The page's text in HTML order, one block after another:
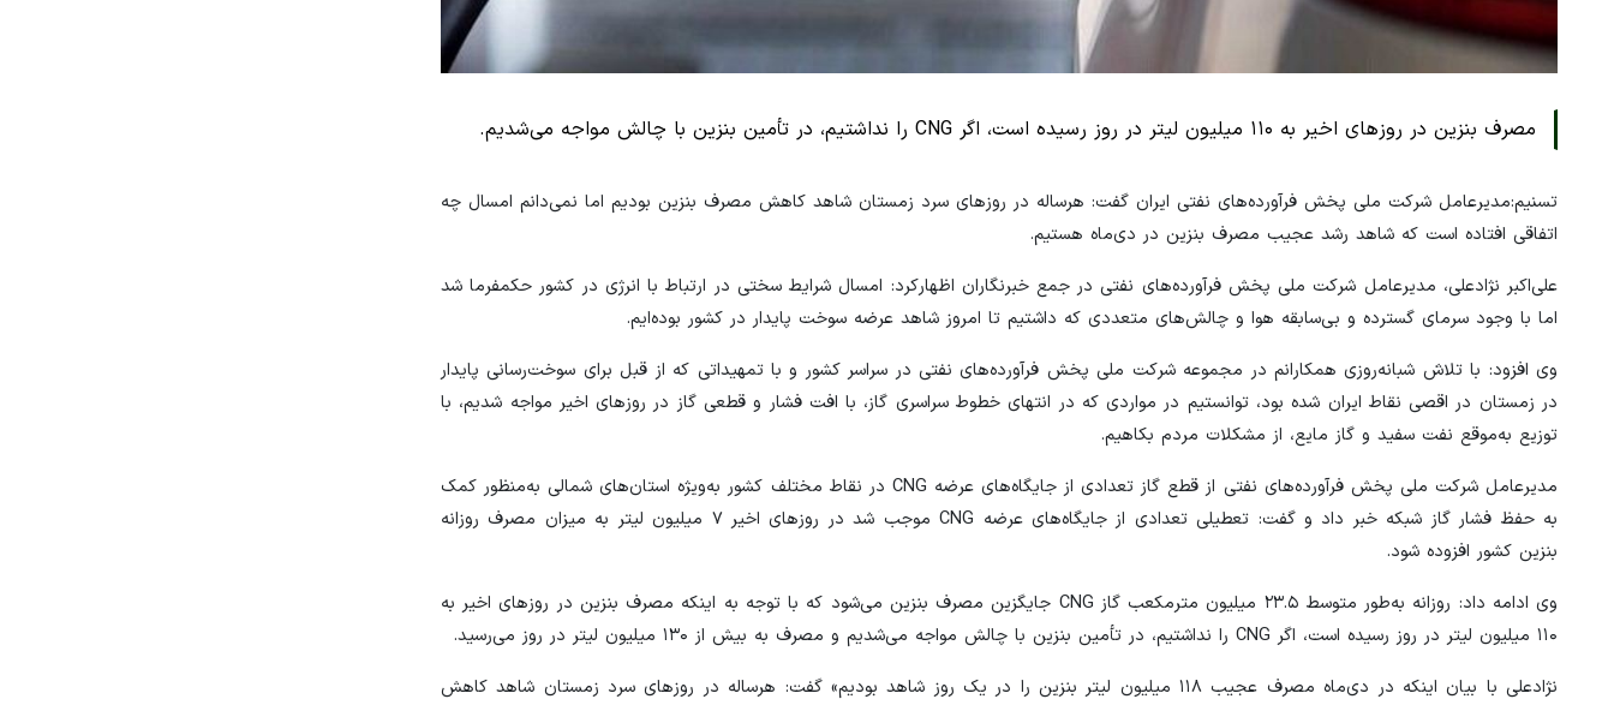
مصرف بنزین در روزهای اخیر به ۱۱۰ میلیون لیتر در روز رسیده است، اگر CNG را نداشتیم، در تأمین بنزین با چالش مواجه می‌شدیم.
تسنیم:مدیرعامل شرکت ملی پخش فرآورده‌های نفتی ایران گفت: هرساله در روزهای سرد زمستان شاهد کاهش مصرف بنزین بودیم اما نمی‌دانم امسال چه
اتفاقی افتاده است که شاهد رشد عجیب مصرف بنزین در دی‌ماه هستیم.
علی‌اکبر نژادعلی، مدیرعامل شرکت ملی پخش فرآورده‌های نفتی در جمع خبرنگاران اظهارکرد: امسال شرایط سختی در ارتباط با انرژی در کشور حکمفرما شد
اما با وجود سرمای گسترده و بی‌سابقه هوا و چالش‌های متعددی که داشتیم تا امروز شاهد عرضه سوخت پایدار در کشور بوده‌ایم.
وی افزود: با تلاش شبانه‌روزی همکارانم در مجموعه شرکت ملی پخش فرآورده‌های نفتی در سراسر کشور و با تمهیداتی که از قبل برای سوخت‌رسانی پایدار
در زمستان در اقصی نقاط ایران شده بود، توانستیم در مواردی که در انتهای خطوط سراسری گاز، با افت فشار و قطعی گاز در روزهای اخیر مواجه شدیم، با
توزیع به‌موقع نفت سفید و گاز مایع، از مشکلات مردم بکاهیم.
مدیرعامل شرکت ملی پخش فرآورده‌های نفتی از قطع گاز تعدادی از جایگاه‌های عرضه CNG در نقاط مختلف کشور به‌ویژه استان‌های شمالی به‌منظور کمک
به حفظ فشار گاز شبکه خبر داد و گفت: تعطیلی تعدادی از جایگاه‌های عرضه CNG موجب شد در روزهای اخیر ۷ میلیون لیتر به میزان مصرف روزانه
بنزین کشور افزوده شود.
وی ادامه داد: روزانه به‌طور متوسط ۲۳.۵ میلیون مترمکعب گاز CNG جایگزین مصرف بنزین می‌شود که با توجه به اینکه مصرف بنزین در روزهای اخیر به
۱۱۰ میلیون لیتر در روز رسیده است، اگر CNG را نداشتیم، در تأمین بنزین با چالش مواجه می‌شدیم و مصرف به بیش از ۱۳۰ میلیون لیتر در روز می‌رسید.
نژادعلی با بیان اینکه در دی‌ماه مصرف عجیب ۱۱۸ میلیون لیتر بنزین را در یک روز شاهد بودیم» گفت: هرساله در روزهای سرد زمستان شاهد کاهش